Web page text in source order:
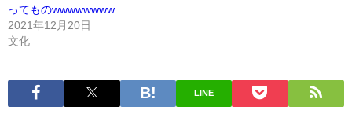
ってものwwwwwwww
2021年12月20日
文化
LINE